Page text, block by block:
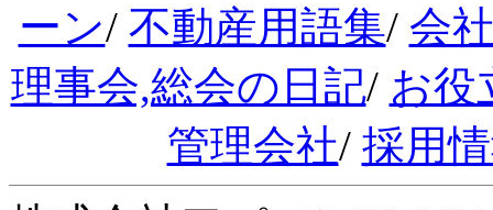
ーン/ 不動産用語集/ 会
理事会,総会の日記/ お役
管理会社/ 採用